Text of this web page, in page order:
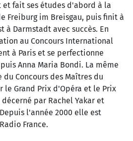
fait ses études d'abord à la
Freiburg im Breisgau, puis finit à
à Darmstadt avec succès. En
au Concours International
à Paris et se perfectionne
Anna Maria Bondi. La même
Concours des Maîtres du
le Grand Prix d'Opéra et le Prix
par Rachel Yakar et
l'année 2000 elle est
France.